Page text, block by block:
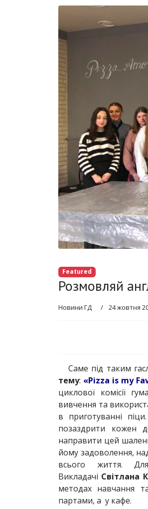
Featured
Розмовляй
Новини ГД 24 жовтня
Саме під таким
тему: «Pizza is my
циклової комісії
вивчення та
в приготуванні
позаздрити кожен
направити цей
йому задоволення,
всього життя. Для
Викладачі Світлана
методах навчання
партами, а у кафе.